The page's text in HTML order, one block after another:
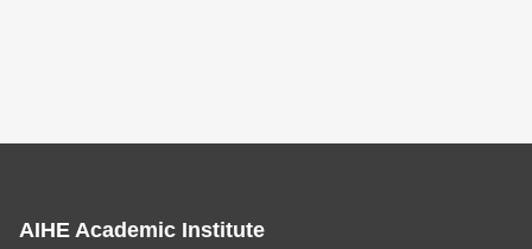
AIHE Academic Institute